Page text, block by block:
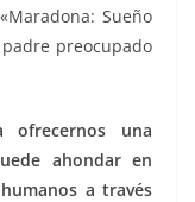
Sueño
preocupado
ofrecernos una
ahondar en
a través